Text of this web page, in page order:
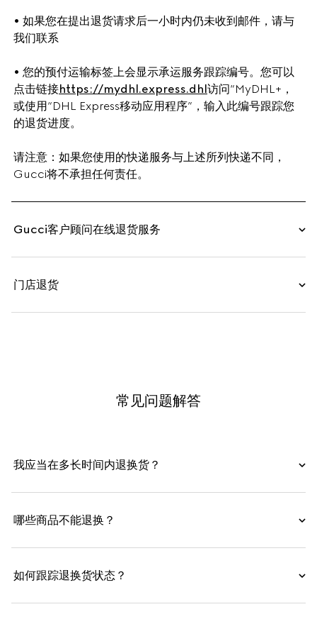
• 如果您在提出退货请求后一小时内仍未收到邮件，请与
我们联系
• 您的预付运输标签上会显示承运服务跟踪编号。您可以
点击链接https://mydhl.express.dhl访问“MyDHL+，
或使用“DHL Express移动应用程序”，输入此编号跟踪您
的退货进度。
请注意：如果您使用的快递服务与上述所列快递不同，
Gucci将不承担任何责任。
Gucci客户顾问在线退货服务
门店退货
常见问题解答
我应当在多长时间内退换货？
哪些商品不能退换？
如何跟踪退换货状态？